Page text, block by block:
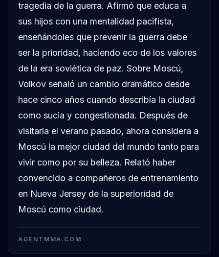
tragedia de la guerra. Afirmó que educa a
sus hijos con una mentalidad pacifista,
enseñándoles que prevenir la guerra debe
ser la prioridad, haciendo eco de los valores
de la era soviética de paz. Sobre Moscú,
Volkov señaló un cambio dramático desde
hace cinco años cuando describía la ciudad
como sucia y congestionada. Después de
visitarla el verano pasado, ahora considera a
Moscú la mejor ciudad del mundo tanto para
vivir como por su belleza. Relató haber
convencido a compañeros de entrenamiento
en Nueva Jersey de la superioridad de
Moscú como ciudad.
AGENTMMA.COM